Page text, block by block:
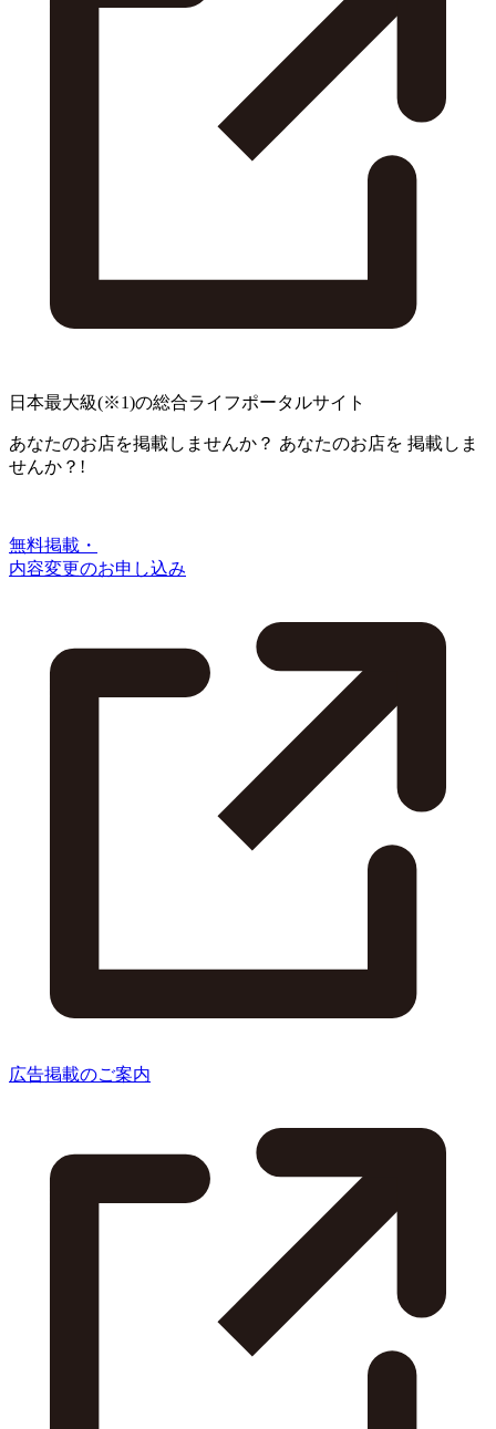
日本最大級(※1)の総合ライフポータルサイト
あなたのお店を掲載しませんか？ あなたのお店を 掲載しま
せんか？!
無料掲載・
内容変更のお申し込み
広告掲載のご案内